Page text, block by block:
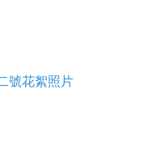
號花絮照片